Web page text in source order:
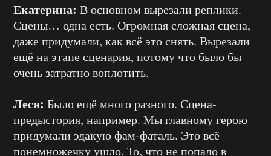
Екатерина: В основном вырезали реплики.
Сцены… одна есть. Огромная сложная сцена,
даже придумали, как всё это снять. Вырезали
ещё на этапе сценария, потому что было бы
очень затратно воплотить.
Леся: Было ещё много разного. Сцена-
предыстория, например. Мы главному герою
придумали эдакую фам-фаталь. Это всё
понемножечку ушло. То, что не попало в